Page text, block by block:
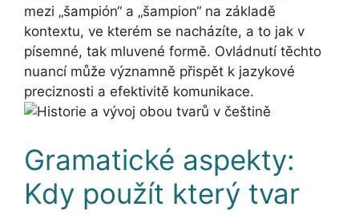
mezi „šampión“ a „šampion“ na základě
kontextu, ve kterém se nacházíte, a to jak v
písemné, tak mluvené formě. Ovládnutí těchto
nuancí může významně přispět k jazykové
preciznosti a efektivitě komunikace.
Gramatické aspekty:
Kdy použít který tvar